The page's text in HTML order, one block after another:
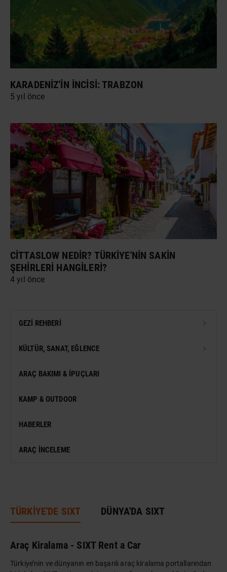
KARADENIZ'IN İNCISI: TRABZON
5 yıl önce
CITTASLOW NEDIR? TÜRKIYE'NIN SAKIN
ŞEHIRLERI HANGILERI?
4 yıl önce
GEZI REHBERI
TÜRKIYE GEZI REHBERI
KÜLTÜR, SANAT, EĞLENCE
FESTIVAL
ANTIK KENT & ALANLAR
ARAÇ BAKIMI & İPUÇLARI
KAMP & OUTDOOR
HABERLER
ARAÇ İNCELEME
TÜRKİYE'DE SIXT DÜNYA'DA SIXT
Araç Kiralama - SIXT Rent a Car
Türkiye’nin ve dünyanın en başarılı araç kiralama portallarından